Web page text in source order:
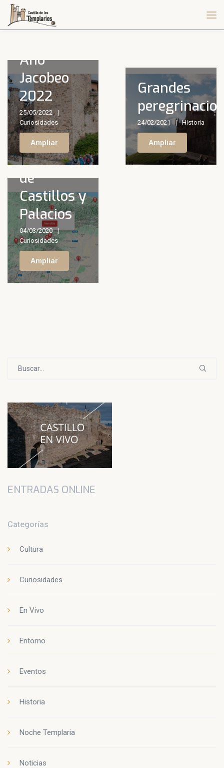
Año
Jacobeo
2022
25/05/2022
Curiosidades
Ampliar
Grandes
24/02/2021 Historia
Ampliar
Red
Nacional
de
Castillos y
Palacios
04/03/2020
Curiosidades
Ampliar
ENTRADAS ONLINE
Categorías
Cultura
Curiosidades
En Vivo
Entorno
Eventos
Historia
Noche Templaria
Noticias